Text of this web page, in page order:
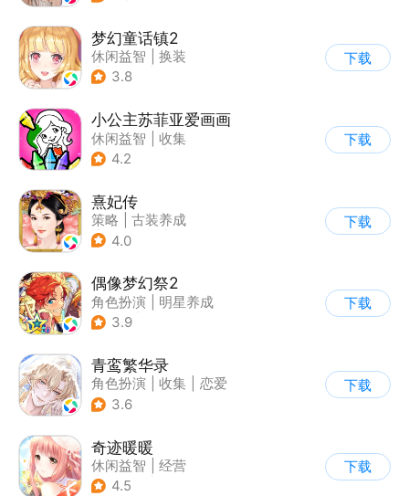
梦幻童话镇2
休闲益智
换装
| 女性向
3.8
下载
小公主苏菲亚爱画画
休闲益智
收集
| 儿童游戏
4.2
下载
熹妃传
策略
古装养成
| 架空历史
4.0
下载
偶像梦幻祭2
角色扮演
明星养成
| 音乐
3.9
下载
青鸾繁华录
角色扮演 收集
恋爱
| 剧情
3.6
下载
奇迹暖暖
休闲益智
经营
| 美少女
4.5
下载